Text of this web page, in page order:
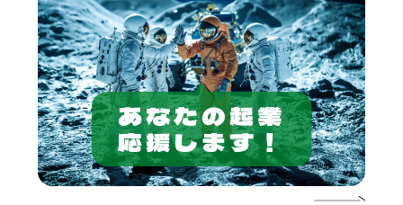
あなたの起業
応援します！